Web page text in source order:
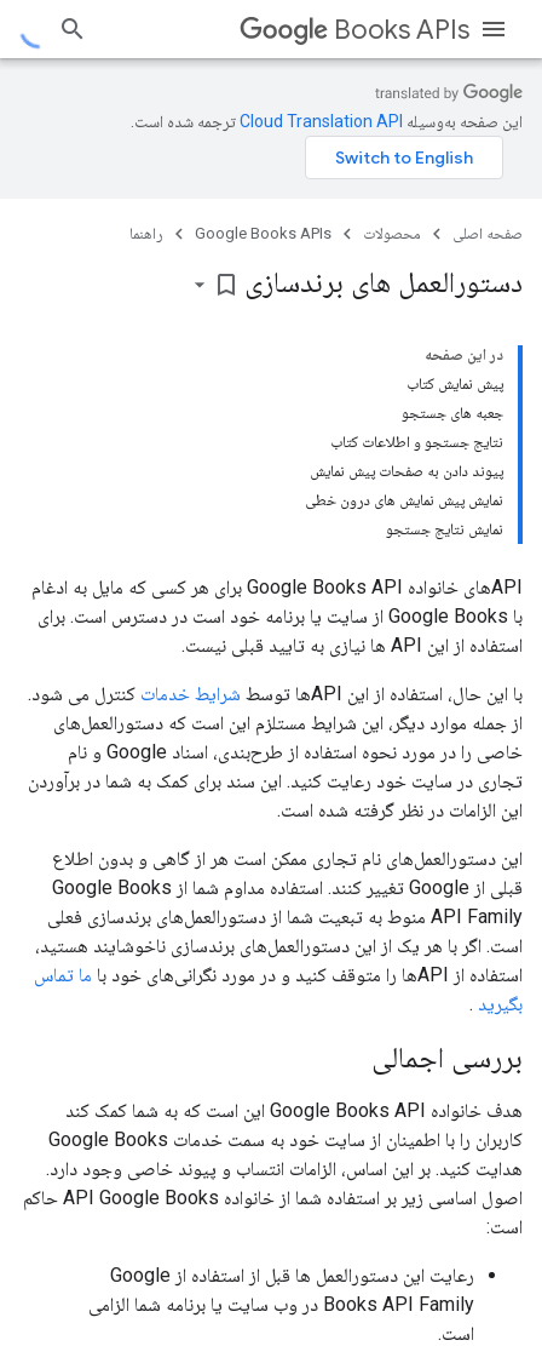
Books APIs
این صفحه به‌وسیله ترجمه شده است.
صفحه اصلی محصولات Google Books APIs راهنما
دستورالعمل های برندسازی bookmark_border
در این صفحه
پیش نمایش کتاب
جعبه های جستجو
نتایج جستجو و اطلاعات کتاب
پیوند دادن به صفحات پیش نمایش
نمایش پیش نمایش های درون خطی
نمایش نتایج جستجو
APIهای خانواده Google Books API برای هر کسی که مایل به ادغام
با Google Books از سایت یا برنامه خود است در دسترس است. برای
استفاده از این API ها نیازی به تایید قبلی نیست.
با این حال، استفاده از این APIها توسط شرایط خدمات کنترل می شود.
از جمله موارد دیگر، این شرایط مستلزم این است که دستورالعمل‌های
خاصی را در مورد نحوه استفاده از طرح‌بندی، اسناد Google و نام
تجاری در سایت خود رعایت کنید. این سند برای کمک به شما در برآوردن
این الزامات در نظر گرفته شده است.
این دستورالعمل‌های نام تجاری ممکن است هر از گاهی و بدون اطلاع
قبلی از Google تغییر کنند. استفاده مداوم شما از Google Books
API Family منوط به تبعیت شما از دستورالعمل‌های برندسازی فعلی
است. اگر با هر یک از این دستورالعمل‌های برندسازی ناخوشایند هستید،
استفاده از APIها را متوقف کنید و در مورد نگرانی‌های خود با
ما تماس
بگیرید .
بررسی اجمالی
هدف خانواده Google Books API این است که به شما کمک کند
کاربران را با اطمینان از سایت خود به سمت خدمات Google Books
هدایت کنید. بر این اساس، الزامات انتساب و پیوند خاصی وجود دارد.
اصول اساسی زیر بر استفاده شما از خانواده API Google Books حاکم
است:
رعایت این دستورالعمل ها قبل از استفاده از Google
Books API Family در وب سایت یا برنامه شما الزامی
است.